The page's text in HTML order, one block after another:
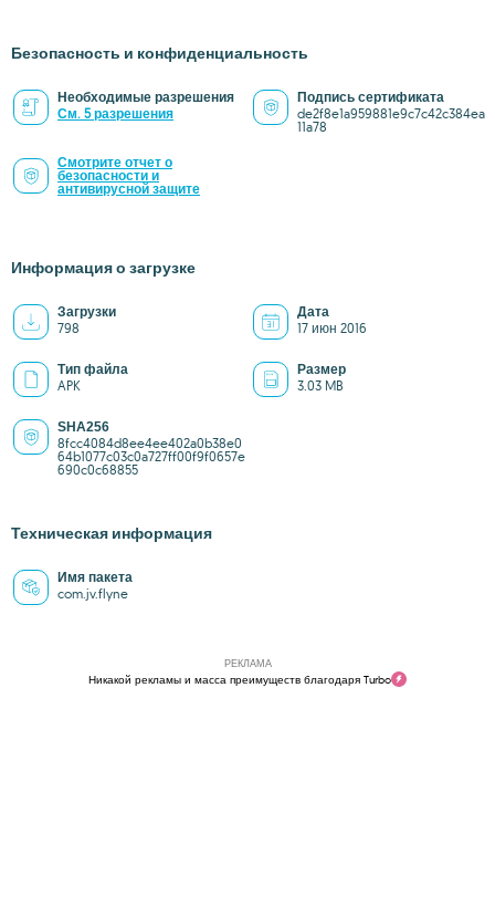
Безопасность и конфиденциальность
Необходимые разрешения
См. 5 разрешения
Подпись сертификата
de2f8e1a959881e9c7c42c384ea
11a78
Смотрите отчет о
безопасности и
антивирусной защите
Информация о загрузке
Загрузки
798
Дата
17 июн 2016
Тип файла
APK
Размер
3.03 MB
SHA256
8fcc4084d8ee4ee402a0b38e0
64b1077c03c0a727ff00f9f0657e
690c0c68855
Техническая информация
Имя пакета
com.jv.flyne
РЕКЛАМА
Никакой рекламы и масса преимуществ благодаря Turbo